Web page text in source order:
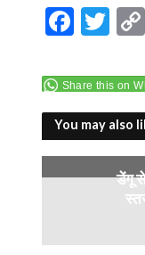
F
e
b
o
o
T
itt
er
Share this on
You may also
डेंगू